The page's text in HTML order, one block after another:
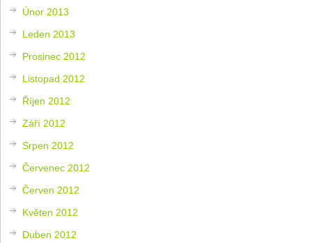
Únor 2013
Leden 2013
Prosinec 2012
Listopad 2012
Říjen 2012
Září 2012
Srpen 2012
Červenec 2012
Červen 2012
Květen 2012
Duben 2012